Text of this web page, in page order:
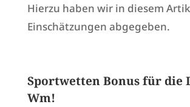
Hierzu haben wir in diesem
Einschätzungen abgegeben.
Sportwetten Bonus für die
Wm!